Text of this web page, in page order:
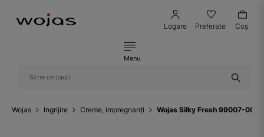
Logare Preferate Coş
Menu
Wojas Ingrijire Creme, impregnanți Wojas Silky Fresh 99007-00